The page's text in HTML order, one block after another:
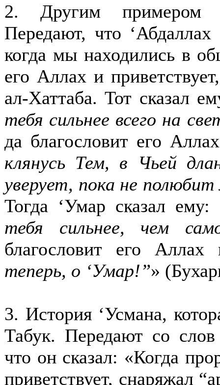
2. Другим примером
Передают, что
когда мы находились в
его Аллах и
ал-Хаттаба. Тот сказал
тебя сильнее всего на
да благословит его
клянусь Тем, в Чьей
уверует, пока не полюбит
Тогда ‘Умар сказал ему:
тебя сильнее, чем
благословит его Аллах
теперь, о ‘Умар!”» (
3. История ‘Усмана,
Табук. Передают со
что он сказал: «Когда
приветствует, снаряжал